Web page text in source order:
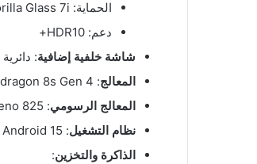
الحماية: Corning Gorilla Glass 7i
دعم: HDR10+
شاشة خلفية إضافية:
المعالج: Qualcomm Snapdragon 8s Gen 4 – بدقة تصنيع 4 نانومتر
المعالج الرسومي: Adreno 825
نظام التشغيل: Android 15 مع واجهة Nothing OS 3.5
الذاكرة والتخزين: